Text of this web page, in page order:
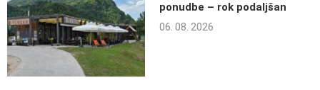
ponudbe – rok podaljšan
06. 08. 2026